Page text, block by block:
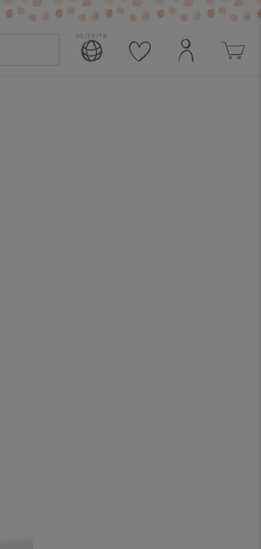
DE/EN/FR